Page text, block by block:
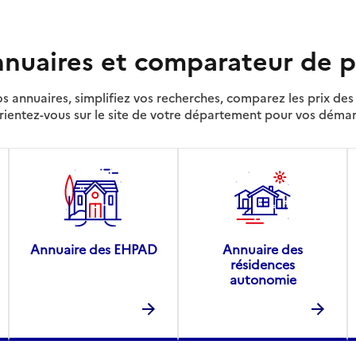
et comparateur de
annuaires, simplifiez vos recherches, comparez les prix des
vous sur le site de votre département pour vos
Annuaire des EHPAD
Annuaire des
résidences
autonomie